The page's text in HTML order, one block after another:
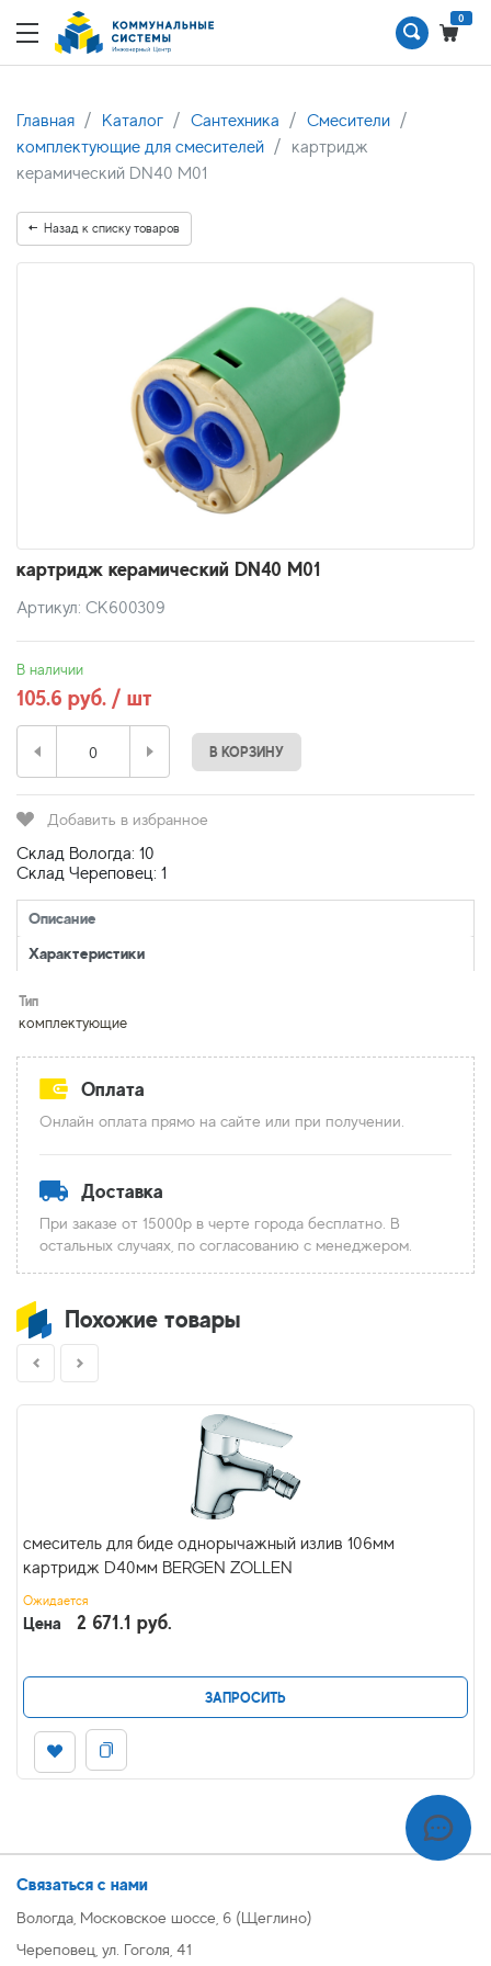
0
Главная Каталог Сантехника
Смесители
комплектующие для смесителей
картридж
керамический DN40 М01
Назад к списку товаров
картридж керамический DN40 М01
Артикул: СК600309
В наличии
105.6 руб. / шт
В КОРЗИНУ
Добавить в избранное
Склад Вологда: 10
Склад Череповец: 1
Описание
Характеристики
Тип
комплектующие
Оплата
Онлайн оплата прямо на сайте или при получении.
Доставка
При заказе от 15000р в черте города бесплатно. В
остальных случаях, по согласованию с менеджером.
Похожие товары
смеситель для биде однорычажный излив 106мм
картридж D40мм BERGEN ZOLLEN
Ожидается
Цена 2 671.1 руб.
ЗАПРОСИТЬ
Связаться с нами
Вологда, Московское шоссе, 6 (Щеглино)
Череповец, ул. Гоголя, 41